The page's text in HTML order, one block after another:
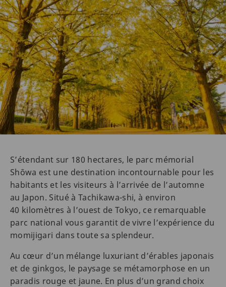
S’étendant sur 180 hectares, le parc mémorial
Shōwa est une destination incontournable pour les
habitants et les visiteurs à l’arrivée de l’automne
au Japon. Situé à Tachikawa-shi, à environ
40 kilomètres à l’ouest de Tokyo, ce remarquable
parc national vous garantit de vivre l’expérience du
momijigari dans toute sa splendeur.
Au cœur d’un mélange luxuriant d’érables japonais
et de ginkgos, le paysage se métamorphose en un
paradis rouge et jaune. En plus d’un grand choix